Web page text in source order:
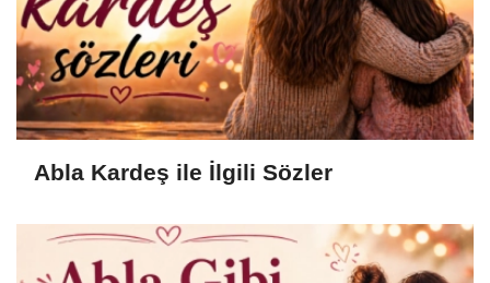
Abla Kardeş ile İlgili Sözler